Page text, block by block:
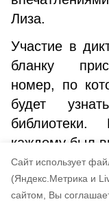
Cайт использует
(Яндекс.Метрика и
сайтом, Вы
Лиза.
Участие в
бланку
номер, по
будет
каждому был
Авторы: Инна